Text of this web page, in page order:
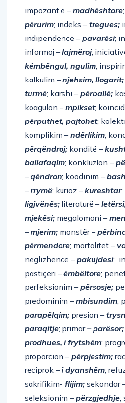
impozant,e – madhështore
përurim; indeks – tregues;
indipendencë – pavarësi;
informoj – lajmëroj;
këmbëngul, ngulim;
kalkulim – njehsim, llogarit;
turmë; karshi – përballë;
koagulon – mpikset;
përputhet, pajtohet;
komplikim – ndërlikim;
përqëndroj; konditë –
ballafaqim; konkluzion –
– qëndron; koodinim –
– rrymë; kurioz – kureshtar;
ligjvënës; literaturë –
mjekësi; megalomani –
– mjerim; monstër –
përmendore; mortalitet –
neglizhencë – pakujdesi;
pastiçeri – ëmbëltore;
perfeksionim – përsosje;
predominim – mbisundim;
parapëlqim; presion –
paraqitje; primar– parësor;
prodhues, i frytshëm;
proporcion – përpjestim;
reciprok – i dyanshëm;
sakrifikim- flijim; sekondar
seleksionim – përzgjedhje;